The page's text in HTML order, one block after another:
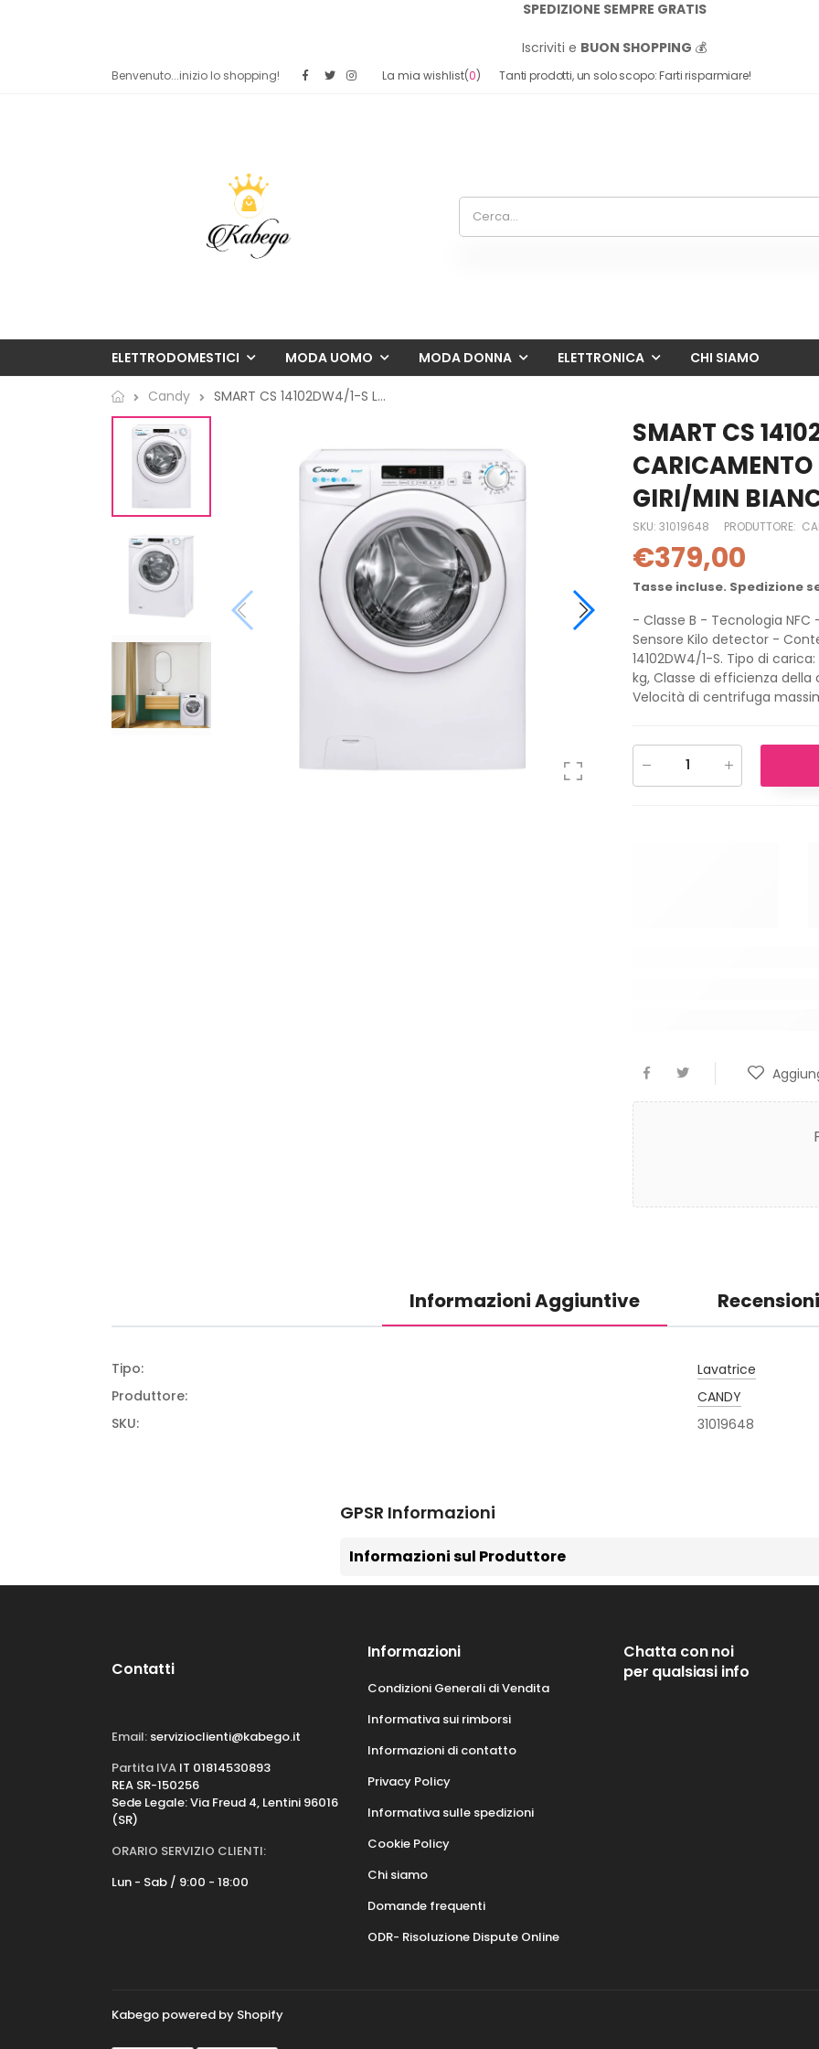
SPEDIZIONE SEMPRE GRATIS
Iscriviti e BUON SHOPPING 💰
Benvenuto...inizio lo shopping! La mia wishlist(0) Tanti prodotti, un solo scopo: Farti risparmiare!
ELETTRODOMESTICI MODA UOMO MODA DONNA ELETTRONICA CHI SIAMO
Candy SMART CS 14102DW4/1-S LAVATRICE...
SMART CS
CARICAMENTO
GIRI/MIN
SKU: 31019648 PRODUTTORE:
€379,00
Tasse incluse. Spedizione
- Classe B - Tecnologia
Sensore Kilo detector -
14102DW4/1-S. Tipo di
kg, Classe di efficienza della
Velocità di centrifuga
Informazioni Aggiuntive Recensioni
Tipo:
Lavatrice
Produttore:
CANDY
SKU:
31019648
GPSR Informazioni
Informazioni sul Produttore
Contatti
Email: servizioclienti@kabego.it
Partita IVA IT 01814530893
REA SR-150256
Sede Legale: Via Freud 4, Lentini 96016
(SR)
ORARIO SERVIZIO CLIENTI:
Lun - Sab / 9:00 - 18:00
Informazioni
Condizioni Generali di Vendita
Informativa sui rimborsi
Informazioni di contatto
Privacy Policy
Informativa sulle spedizioni
Cookie Policy
Chi siamo
Domande frequenti
ODR- Risoluzione Dispute Online
Chatta con noi
per qualsiasi info
Kabego powered by Shopify